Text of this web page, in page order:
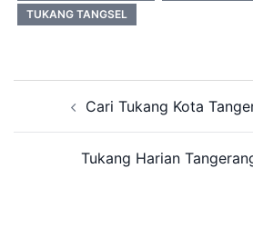
TUKANG TANGSEL
navigationCari Tukang Kota
Tukang Harian